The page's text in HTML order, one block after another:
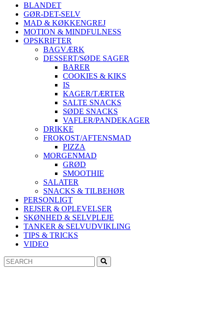
BLANDET
GØR-DET-SELV
MAD & KØKKENGREJ
MOTION & MINDFULNESS
OPSKRIFTER
BAGVÆRK
DESSERT/SØDE SAGER
BARER
COOKIES & KIKS
IS
KAGER/TÆRTER
SALTE SNACKS
SØDE SNACKS
VAFLER/PANDEKAGER
DRIKKE
FROKOST/AFTENSMAD
PIZZA
MORGENMAD
GRØD
SMOOTHIE
SALATER
SNACKS & TILBEHØR
PERSONLIGT
REJSER & OPLEVELSER
SKØNHED & SELVPLEJE
TANKER & SELVUDVIKLING
TIPS & TRICKS
VIDEO
Search
for: